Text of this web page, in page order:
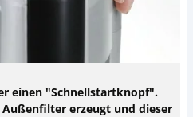
einen "Schnellstartknopf".
erzeugt und dieser